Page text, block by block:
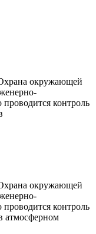
окружающей
проводится контроль
окружающей
проводится контроль
атмосферном